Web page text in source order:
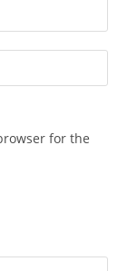
for the